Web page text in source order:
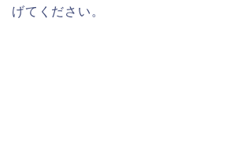
げてください。